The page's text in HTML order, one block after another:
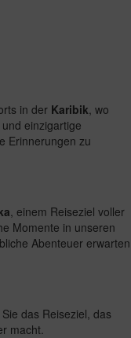
in der Karibik , wo
einzigartige
Erinnerungen zu
, einem Reiseziel voller
Momente in unseren
Abenteuer erwarten
das Reiseziel, das
macht.